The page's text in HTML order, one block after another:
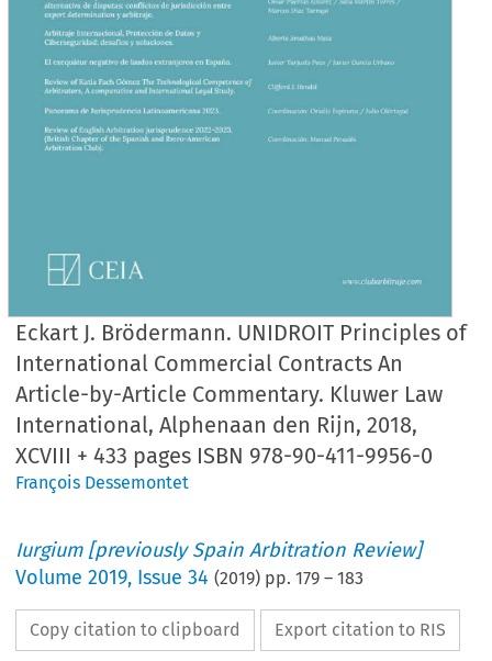
Eckart J. Brödermann. UNIDROIT Principles of
International Commercial Contracts An
Article-by-Article Commentary. Kluwer Law
International, Alphenaan den Rijn, 2018,
XCVIII + 433 pages ISBN 978-90-411-9956-0
François Dessemontet
Iurgium [previously Spain Arbitration Review]
Volume2019, Issue 34 (2019) pp.179 –183
Copy citation to clipboard Export citation to RIS